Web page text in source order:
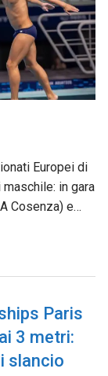
Europei di
in gara
Cosenza) e…
Paris
3 metri:
slancio